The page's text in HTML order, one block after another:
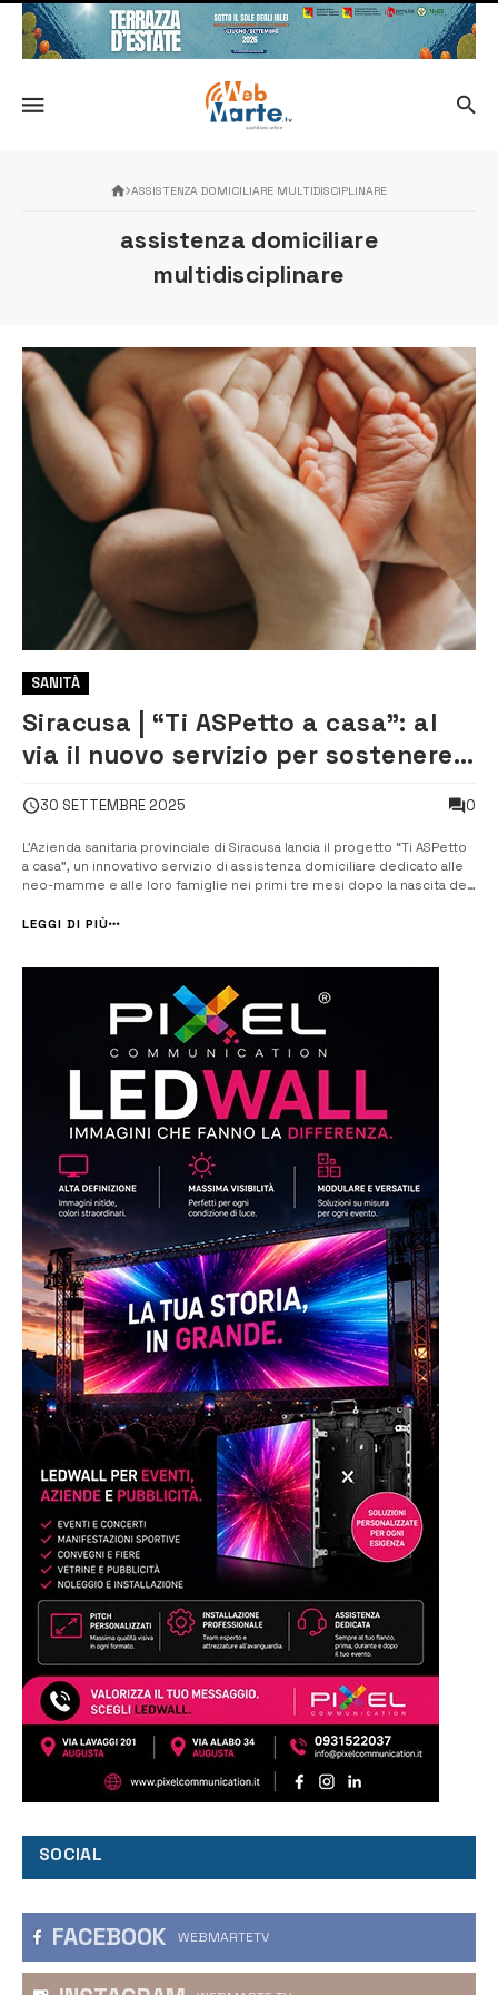
ASSISTENZA DOMICILIARE MULTIDISCIPLINARE
assistenza domiciliare
multidisciplinare
SANITÀ
Siracusa | “Ti ASPetto a casa”: al
via il nuovo servizio per sostenere
30 SETTEMBRE 2025 0
L’Azienda sanitaria provinciale di Siracusa lancia il progetto “Ti ASPetto
a casa”, un innovativo servizio di assistenza domiciliare dedicato alle
neo-mamme e alle loro famiglie nei primi tre mesi dopo la nascita del
Salute” 2021-2027, mira a promu...
LEGGI DI PIÙ
SOCIAL
FACEBOOK WEBMARTETV